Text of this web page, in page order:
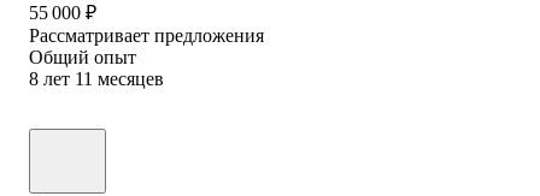
55 000 ₽
Рассматривает предложения
Общий опыт
8 лет 11 месяцев